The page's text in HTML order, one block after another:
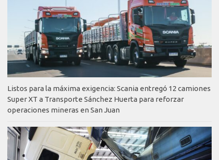
Listos para la máxima exigencia: Scania entregó 12 camiones
Super XT a Transporte Sánchez Huerta para reforzar
operaciones mineras en San Juan